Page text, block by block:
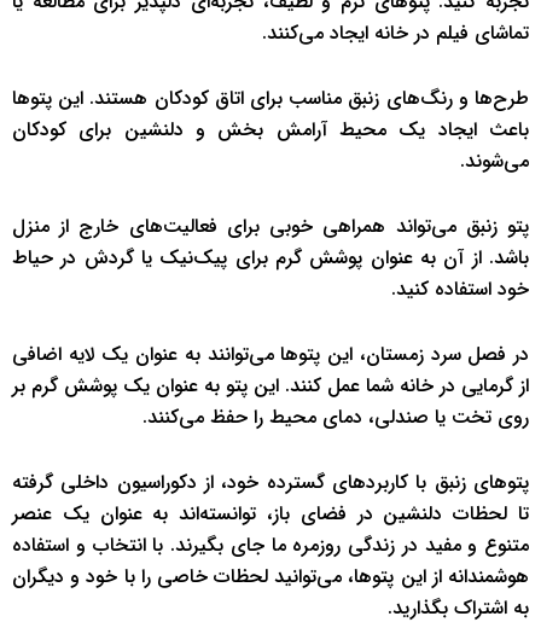
تماشای فیلم در خانه ایجاد می‌کنند.
طرح‌ها و رنگ‌های زنبق مناسب برای اتاق کودکان هستند. این پتوها
باعث ایجاد یک محیط آرامش بخش و دلنشین برای کودکان
می‌شوند.
پتو زنبق می‌تواند همراهی خوبی برای فعالیت‌های خارج از منزل
باشد. از آن به عنوان پوشش گرم برای پیک‌نیک یا گردش در حیاط
خود استفاده کنید.
در فصل سرد زمستان، این پتوها می‌توانند به عنوان یک لایه اضافی
از گرمایی در خانه شما عمل کنند. این پتو به عنوان یک پوشش گرم بر
روی تخت یا صندلی، دمای محیط را حفظ می‌کنند.
پتوهای زنبق با کاربردهای گسترده خود، از دکوراسیون داخلی گرفته
تا لحظات دلنشین در فضای باز، توانسته‌اند به عنوان یک عنصر
متنوع و مفید در زندگی روزمره ما جای بگیرند. با انتخاب و استفاده
هوشمندانه از این پتوها، می‌توانید لحظات خاصی را با خود و دیگران
به اشتراک بگذارید.